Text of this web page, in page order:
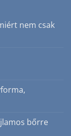
nem csak
bőrre